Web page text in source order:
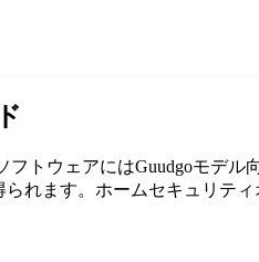
トウェアにはGuudgoモデ
れます。ホームセキュリテ